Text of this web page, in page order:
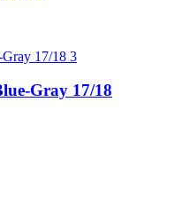
3
Gray 17/18